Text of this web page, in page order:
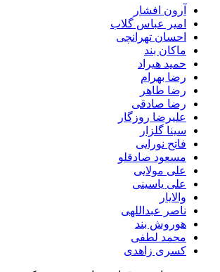
آرون افشار
امیر عباس گلاب
احسان تهرانچی
ماکان بند
حمید هیراد
رضا بهرام
رضا طاهر
رضا صادقی
علیرضا روزگار
سینا گلزار
فاتح نورایی
مسعود صادقلو
علی مولایی
علی یاسینی
والایار
ناصر عبداللهی
هوروش بند
محمد لطفی
کسری زاهدی